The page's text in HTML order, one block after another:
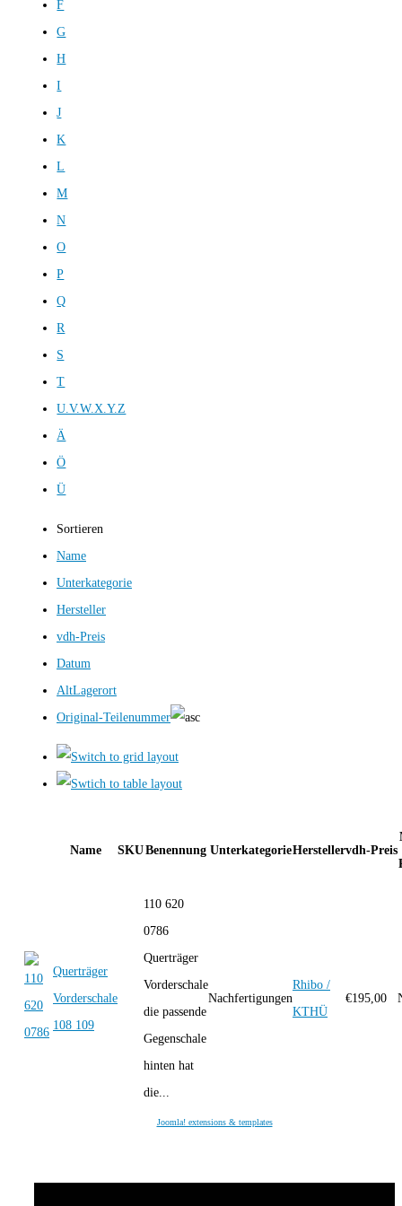
F
G
H
I
J
K
L
M
N
O
P
Q
R
S
T
U.V.W.X.Y.Z
Ä
Ö
Ü
Sortieren
Name
Unterkategorie
Hersteller
vdh-Preis
Datum
AltLagerort
Original-Teilenummer
Name SKUBenennung UnterkategorieHerstellervdh-Preis
Querträger
Vorderschale
108 109
110 620
0786
Querträger
Vorderschale
die passende
Gegenschale
hinten hat
die...
Nachfertigungen
Rhibo /
KTHÜ
€195,00
Joomla! extensions & templates